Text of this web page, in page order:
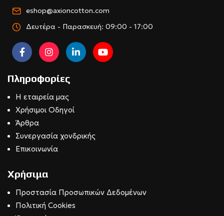
eshop@axioncotton.com
Δευτέρα - Παρασκευή: 09:00 - 17:00
Πληροφορίες
Η εταιρεία μας
Χρήσιμοι Οδηγοί
Άρθρα
Συνεργασία χονδρικής
Επικοινωνία
Χρήσιμα
Προστασία Προσωπικών Δεδομένων
Πολιτική Cookies